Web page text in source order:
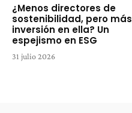
¿Menos directores de
sostenibilidad, pero más
inversión en ella? Un
espejismo en ESG
31 julio 2026